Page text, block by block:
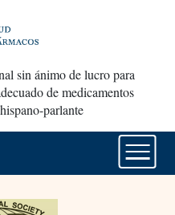
sin ánimo de lucro para
de medicamentos
parlante